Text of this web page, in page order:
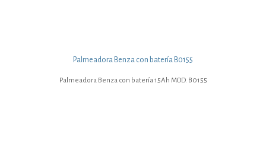
Palmeadora Benza con batería B0155
Palmeadora Benza con batería 15Ah MOD. B0155